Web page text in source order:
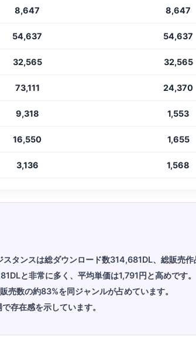
8,647 8,647
54,637 54,637
32,565 32,565
73,111 24,370
9,318 1,553
16,550 1,655
3,136 1,568
タンスは総ダウンロード数314,681DL、総販売作
と非常に多く、平均単価は1,791円と高めです。
売数の約83%を同ジャンルが占めています。
存在感を示しています。